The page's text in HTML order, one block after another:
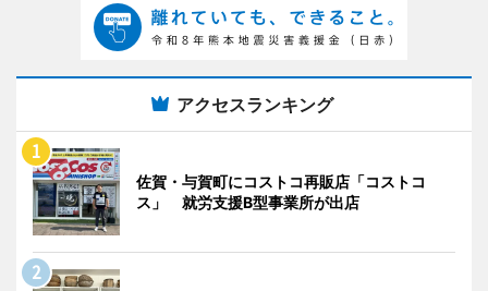
アクセスランキング
佐賀・与賀町にコストコ再販店「コストコ
ス」 就労支援B型事業所が出店